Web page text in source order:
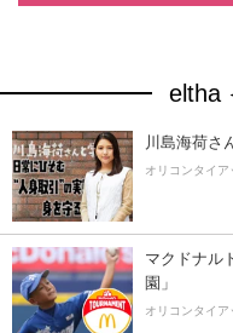
eltha
川島海荷さ
オリコンタイア
マクドナル
園」
オリコンタイア